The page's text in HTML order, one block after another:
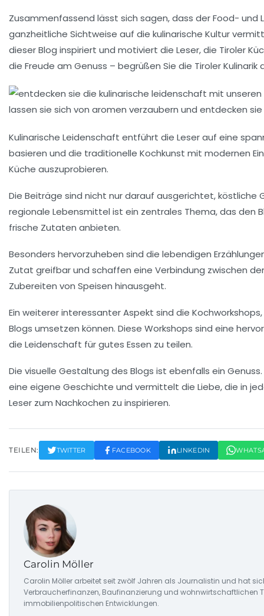
Zusammenfassend lässt sich sagen, dass der Food-
ganzheitliche Sichtweise auf die kulinarische Kultur
dieser Blog inspiriert und motiviert die Leser, die Tiroler
die Freude am Genuss – begrüßen Sie die Tiroler
Kulinarische Leidenschaft entführt die Leser auf eine
basieren und die traditionelle Kochkunst mit modernen
Küche auszuprobieren.
Die Beiträge sind nicht nur darauf ausgerichtet, köstliche
regionale Lebensmittel ist ein zentrales Thema, das den
frische Zutaten anbieten.
Besonders hervorzuheben sind die lebendigen
Zutat greifbar und schaffen eine Verbindung zwischen
Zubereiten von Speisen hinausgeht.
Ein weiterer interessanter Aspekt sind die Kochworkshops
Blogs umsetzen können. Diese Workshops sind eine
die Leidenschaft für gutes Essen zu teilen.
Die visuelle Gestaltung des Blogs ist ebenfalls ein
eine eigene Geschichte und vermittelt die Liebe, die in
Leser zum Nachkochen zu inspirieren.
TEILEN: TWITTER FACEBOOK LINKEDIN
Carolin Möller
Carolin Möller arbeitet seit zwölf Jahren als Journalistin und hat
Verbraucherfinanzen, Baufinanzierung und wohnwirtschaftlichen
immobilienpolitischen Entwicklungen.